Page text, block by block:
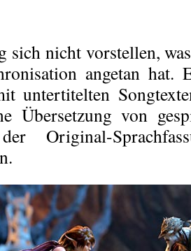
sich nicht vorstellen,
angetan
untertitelten
Übersetzung von
Original-